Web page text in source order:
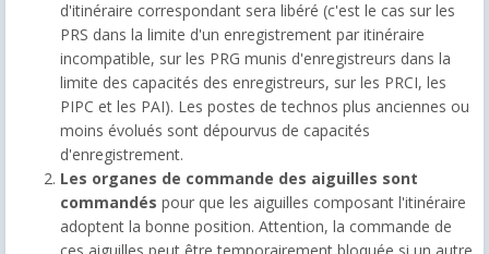
d'itinéraire correspondant sera libéré (c'est le cas sur les
PRS dans la limite d'un enregistrement par itinéraire
incompatible, sur les PRG munis d'enregistreurs dans la
limite des capacités des enregistreurs, sur les PRCI, les
PIPC et les PAI). Les postes de technos plus anciennes ou
moins évolués sont dépourvus de capacités
d'enregistrement.
Les organes de commande des aiguilles sont
commandés pour que les aiguilles composant l'itinéraire
adoptent la bonne position. Attention, la commande de
ces aiguilles peut être temporairement bloquée si un autre